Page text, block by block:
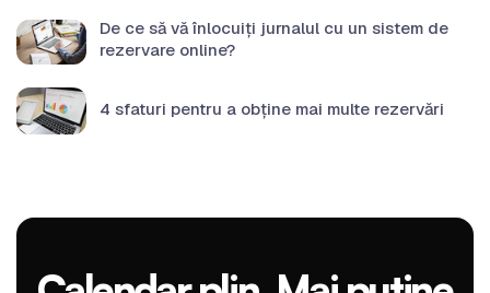
De ce să vă înlocuiți jurnalul cu un sistem de
rezervare online?
4 sfaturi pentru a obține mai multe rezervări